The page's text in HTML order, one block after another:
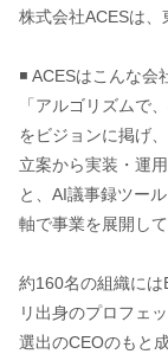
株式会社ACESは、
◾️ ACESはこんな会
「アルゴリズムで
をビジョンに掲げ
立案から実装・運
と、AI議事録ツー
軸で事業を展開して
約160名の組織に
リ出身のプロフェ
選出のCEOのもと